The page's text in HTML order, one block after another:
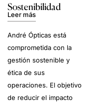
Sostenibilidad
Leer más
André Ópticas está
comprometida con la
gestión sostenible y
ética de sus
operaciones. El objetivo
de reducir el impacto